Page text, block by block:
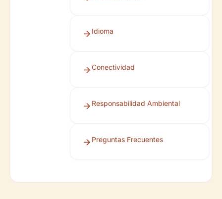
Idioma
Conectividad
Responsabilidad Ambiental
Preguntas Frecuentes